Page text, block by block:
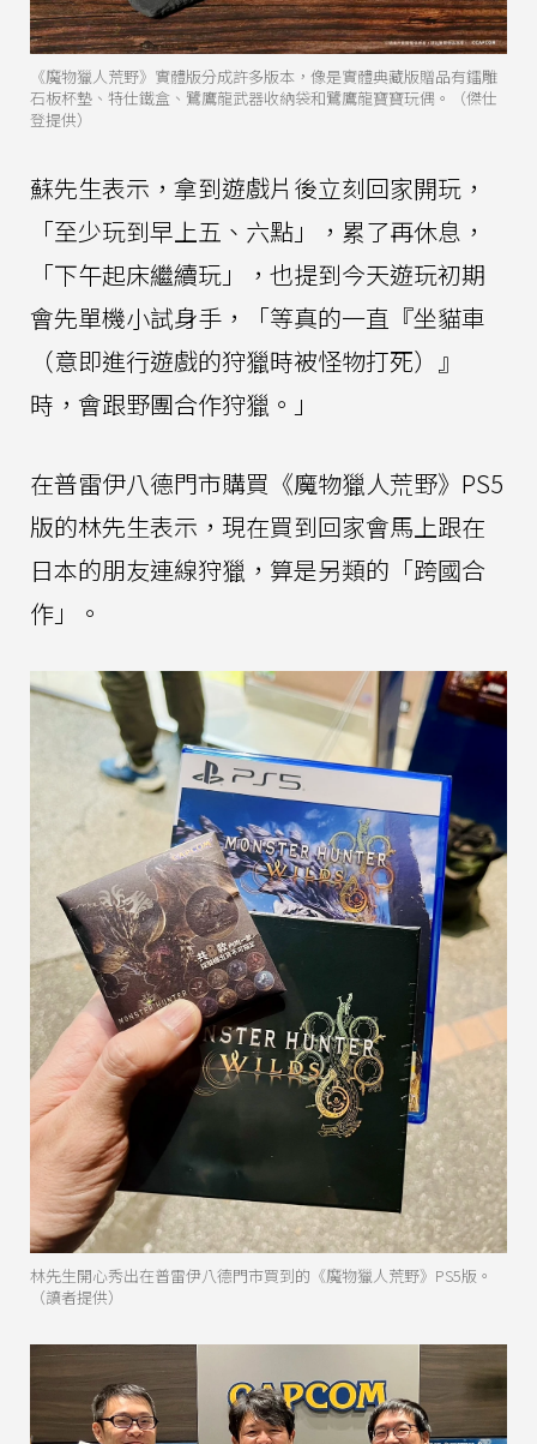
《魔物獵人荒野》實體版分成許多版本，像是實體典藏版贈品有鐳雕
石板杯墊、特仕鐵盒、鷺鷹龍武器收納袋和鷺鷹龍寶寶玩偶。（傑仕
登提供）
蘇先生表示，拿到遊戲片後立刻回家開玩，
「至少玩到早上五、六點」，累了再休息，
「下午起床繼續玩」，也提到今天遊玩初期
會先單機小試身手，「等真的一直『坐貓車
（意即進行遊戲的狩獵時被怪物打死）』
時，會跟野團合作狩獵。」
在普雷伊八德門市購買《魔物獵人荒野》PS5
版的林先生表示，現在買到回家會馬上跟在
日本的朋友連線狩獵，算是另類的「跨國合
作」。
林先生開心秀出在普雷伊八德門市買到的《魔物獵人荒野》PS5版。
（讀者提供）